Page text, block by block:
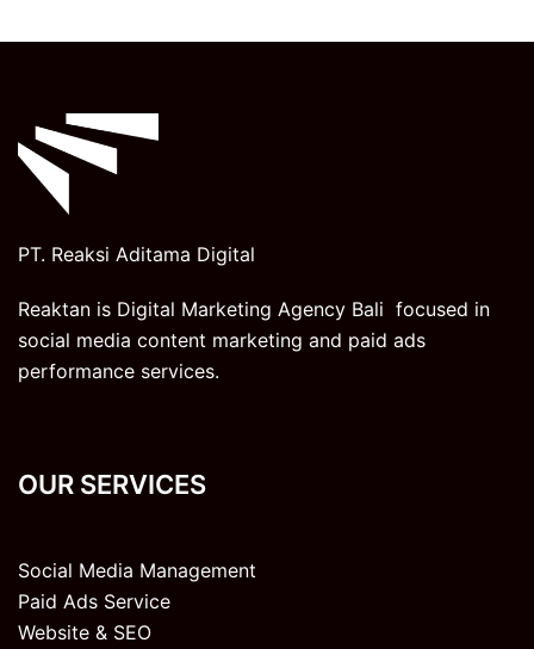
PT. Reaksi Aditama Digital
Reaktan is Digital Marketing Agency Bali focused in
social media content marketing and paid ads
performance services.
OUR SERVICES
Social Media Management
Paid Ads Service
Website & SEO